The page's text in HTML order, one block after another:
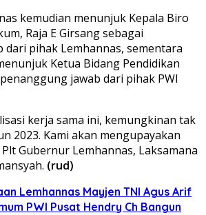
kemudian menunjuk Kepala Biro
Raja E Girsang sebagai
dari pihak Lemhannas, sementara
Ketua Bidang Pendidikan
jawab dari pihak PWI
kerja sama ini, kemungkinan tak
2023. Kami akan mengupayakan
Gubernur Lemhannas, Laksamana
(rud)
Lemhannas Mayjen TNI Agus Arif
PWI Pusat Hendry Ch Bangun